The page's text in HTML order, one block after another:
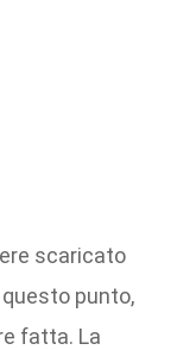
scaricato
punto,
fatta. La